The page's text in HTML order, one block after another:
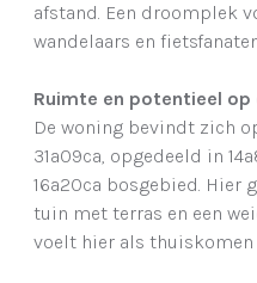
afstand. Een droomplek
wandelaars en
Ruimte en potentieel
De woning bevindt zich
31a09ca, opgedeeld in
16a20ca bosgebied. Hier
tuin met terras en een
voelt hier als thuiskomen